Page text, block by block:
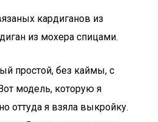
кардиганов из
из мохера спицами.
простой, без каймы, с
модель, которую я
оттуда я взяла выкройку.